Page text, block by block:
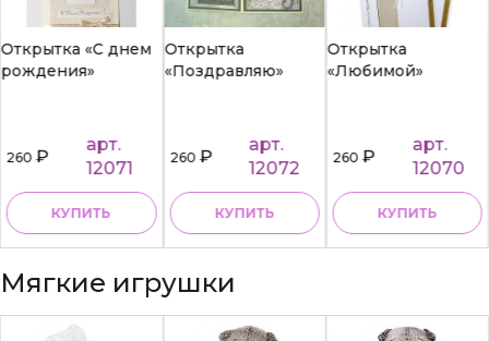
Открытка «С днем
рождения»
260₽
арт.
12071
КУПИТЬ
Открытка
«Поздравляю»
260₽
арт.
12072
КУПИТЬ
Открытка
«Любимой»
260₽
арт.
12070
КУПИТЬ
Мягкие игрушки